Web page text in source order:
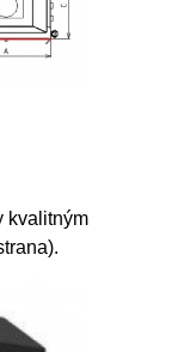
kvalitným